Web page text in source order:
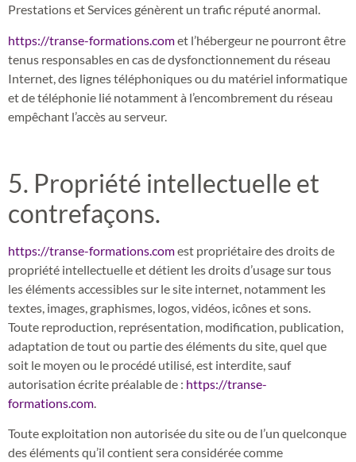
Prestations et Services génèrent un trafic réputé anormal.
https://transe-formations.comet l’hébergeur ne pourront être
tenus responsables en cas de dysfonctionnement du réseau
Internet, des lignes téléphoniques ou du matériel informatique
et de téléphonie lié notamment à l’encombrement du réseau
empêchant l’accès au serveur.
5. Propriété intellectuelle et
contrefaçons.
https://transe-formations.comest propriétaire des droits de
propriété intellectuelle et détient les droits d’usage sur tous
les éléments accessibles sur le site internet, notamment les
textes, images, graphismes, logos, vidéos, icônes et sons.
Toute reproduction, représentation, modification, publication,
adaptation de tout ou partie des éléments du site, quel que
soit le moyen ou le procédé utilisé, est interdite, sauf
autorisation écrite préalable de : https://transe-
formations.com
Toute exploitation non autorisée du site ou de l’un quelconque
des éléments qu’il contient sera considérée comme